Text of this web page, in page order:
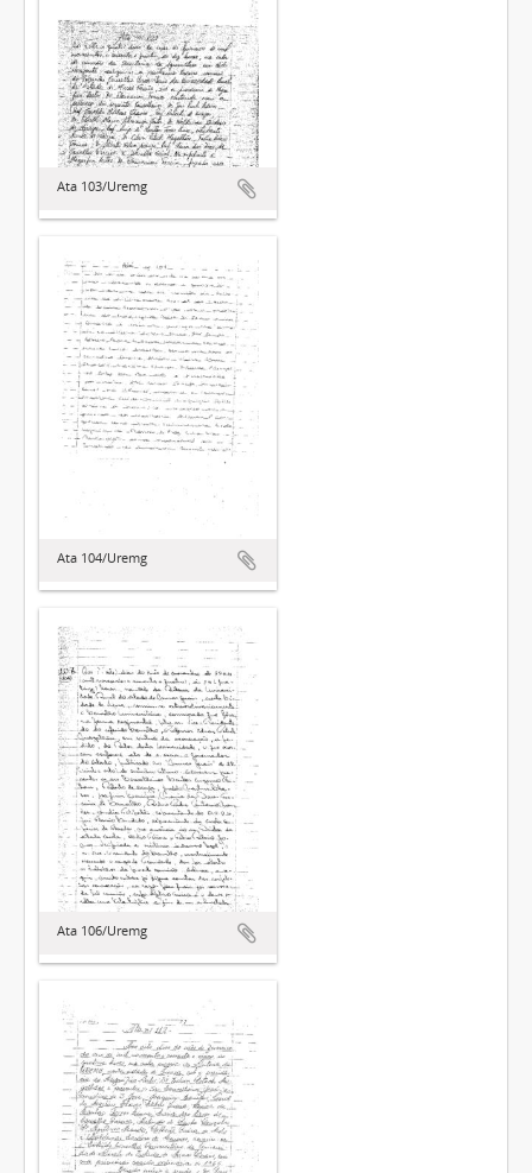
Ata 103/Uremg
Ata 104/Uremg
Ata 106/Uremg